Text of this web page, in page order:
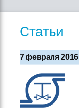
Статьи
7 февраля 2016